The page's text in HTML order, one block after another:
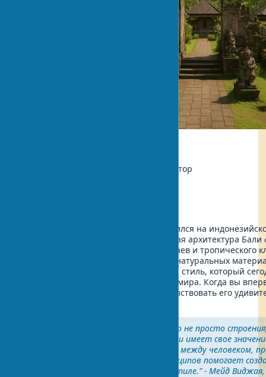
Мария Сидоренко, Архитектор
Балийский стиль архитектуры зародился на
многовековую историю. Традиционная архитектура
индуистской религии, местных обычаев и тропического
строили свои жилища из доступных натуральных
создавая уникальный архитектурный стиль, который
дизайнеров и архитекторов со всего мира. Когда вы
балийский дом, невозможно не почувствовать его
"Балийская архитектура - это не просто
Каждый элемент дома на Бали имеет свое
представлениями о гармонии между человеком,
миром. Понимание этих принципов помогает
пространство в балийском стиле." - Мейд